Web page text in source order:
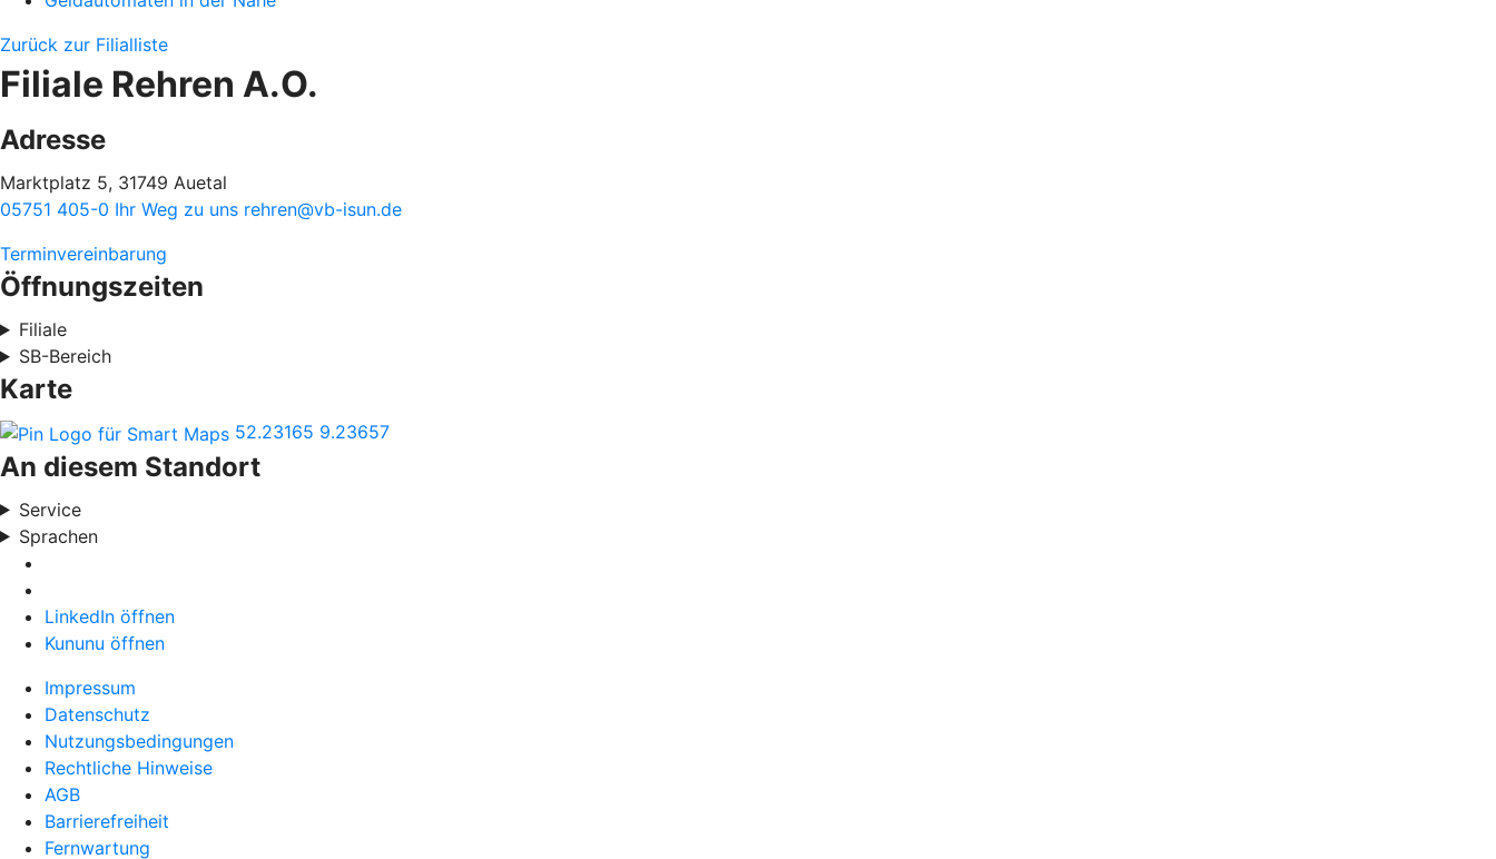
Zurück zur Filialliste
Filiale Rehren A.O.
Adresse
Marktplatz 5, 31749 Auetal
05751 405-0 Ihr Weg zu uns rehren@vb-isun.de
Terminvereinbarung
Öffnungszeiten
Filiale
SB-Bereich
Karte
52.23165 9.23657
An diesem Standort
Service
Sprachen
LinkedIn öffnen
Kununu öffnen
Impressum
Datenschutz
Nutzungsbedingungen
Rechtliche Hinweise
AGB
Barrierefreiheit
Fernwartung